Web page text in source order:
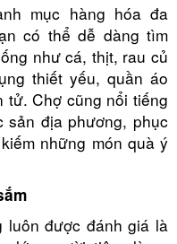
mục hàng hóa đa
có thể dễ dàng tìm
như cá, thịt, rau củ
thiết yếu, quần áo
tử. Chợ cũng nổi tiếng
địa phương, phục
những món quà ý
được đánh giá là